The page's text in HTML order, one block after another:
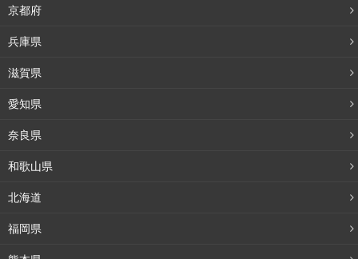
京都府
兵庫県
滋賀県
愛知県
奈良県
和歌山県
北海道
福岡県